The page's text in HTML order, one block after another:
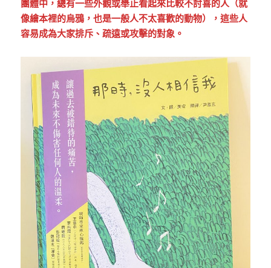
團體中，總有一些外觀或舉止看起來比較不討喜的人（就
像繪本裡的烏鴉，也是一般人不太喜歡的動物），這些人
容易成為大家排斥、疏遠或攻擊的對象。